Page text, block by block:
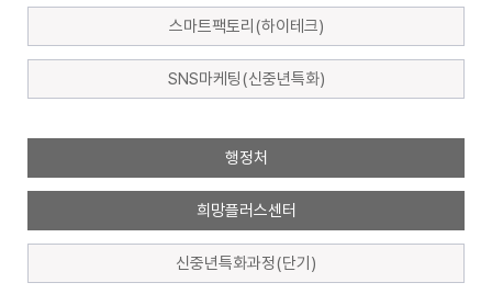
스마트팩토리(하이테크)
SNS마케팅(신중년특화)
행정처
희망플러스센터
신중년특화과정(단기)